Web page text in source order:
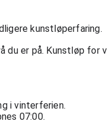
kunstløperfaring.
er på. Kunstløp for
i vinterferien.
07:00.